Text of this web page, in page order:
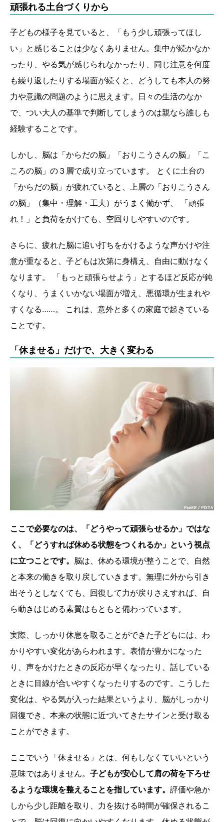
頑張れる土台づくりから
子どもの様子を見ていると、「もう少し頑張ってほし
い」と感じることは少なくありません。集中が続かなか
ったり、やる気が感じられなかったり、同じ注意を何度
も繰り返したりする場面が続くと、どうしても本人の努
力や意識の問題のように思えます。日々の生活のなか
で、つい大人の基準で判断してしまうのは親なら誰しも
経験することです。
しかし、脳は「からだの脳」「おりこうさんの脳」「こ
ころの脳」の３層で成り立っています。 とくに土台の
「からだの脳」が疲れていると、上層の「おりこうさん
の脳」（集中・理解・工夫）がうまく働かず、 「頑張
れ！」と負荷をかけても、空回りしやすいのです。
さらに、疲れた脳に追い打ちをかけるような声かけや注
意が重なると、子どもは次第に身構え、自由に動けなく
なります。 「もっと頑張らせよう」とするほど反応が鈍
くなり、うまくいかない場面が増え、悪循環が生まれや
すくなる……。 これは、意外と多くの家庭で起きている
ことです。
「休ませる」だけで、大きく変わる
ここで必要なのは、「どうやって頑張らせるか」ではな
く、「どうすれば休める状態をつくれるか」という視点
に立つことです。 脳は、休める環境が整うことで、自然
と本来の働きを取り戻していきます。無理に外から引き
出そうとしなくても、回復して力が戻りさえすれば、自
ら動きはじめる素質はもともと備わっています。
実際、しっかり休息を取ることができた子どもには、わ
かりやすい変化があらわれます。表情が豊かになった
り、声をかけたときの反応が早くなったり、話している
ときに目線が合いやすくなったりするのです。こうした
変化は、やる気が入った結果というより、脳がしっかり
回復でき、本来の状態に近づいてきたサインと受け取る
ことができます。
ここでいう「休ませる」とは、何もしなくていいという
意味ではありません。 子どもが安心して肩の荷を下ろせ
るような環境を整えることを指しています。 評価や急か
しから少し距離を取り、力を抜ける時間が確保されるこ